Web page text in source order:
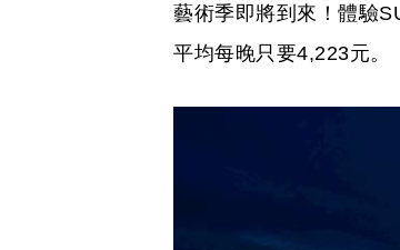
藝術季即將到來！體驗
平均每晚只要4,223元。